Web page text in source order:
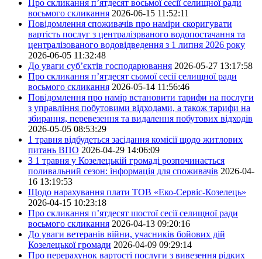
Про скликання п’ятдесят восьмої сесії селищної ради
восьмого скликання 2026-06-15 11:52:11
Повідомлення споживачів про наміри скоригувати
вартість послуг з централізрваного водопостачання та
централізованого водовідведення з 1 липня 2026 року
2026-06-05 11:32:48
До уваги суб’єктів господарювання 2026-05-27 13:17:58
Про скликання п’ятдесят сьомої сесії селищної ради
восьмого скликання 2026-05-14 11:56:46
Повідомлення про намір встановити тарифи на послуги
з управління побутовими відходами, а також тарифи на
збирання, перевезення та видалення побутових відходів
2026-05-05 08:53:29
1 травня відбудеться засідання комісії щодо житлових
питань ВПО 2026-04-29 14:06:09
З 1 травня у Козелецькій громаді розпочинається
поливальний сезон: інформація для споживачів 2026-04-
16 13:19:53
Щодо нарахування плати ТОВ «Еко-Сервіс-Козелець»
2026-04-15 10:23:18
Про скликання п’ятдесят шостої сесії селищної ради
восьмого скликання 2026-04-13 09:20:16
До уваги ветеранів війни, учасників бойових дій
Козелецької громади 2026-04-09 09:29:14
Про перерахунок вартості послуги з вивезення рідких